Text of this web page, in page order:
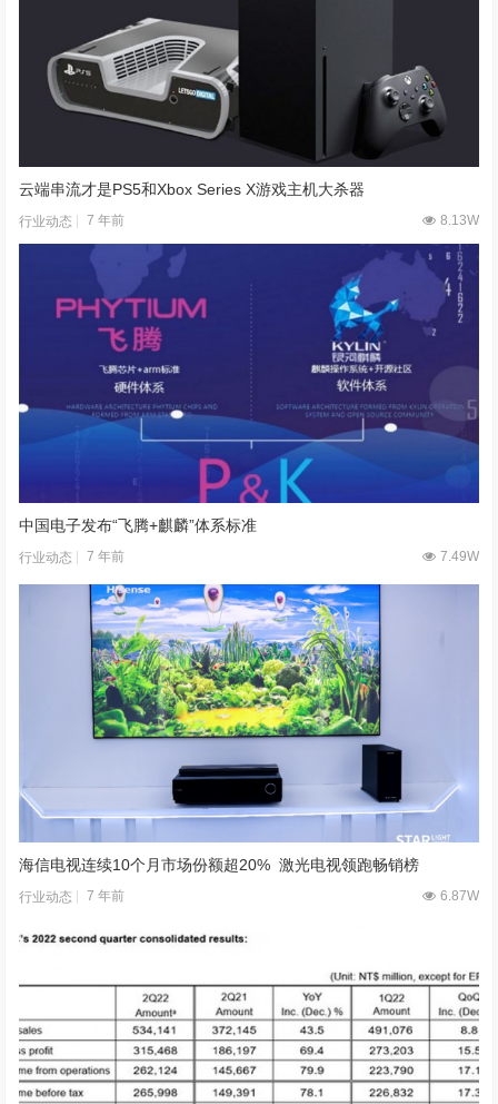
云端串流才是PS5和Xbox Series X游戏主机大杀器
行业动态 7 年前 8.13W
中国电子发布“飞腾+麒麟”体系标准
行业动态 7 年前 7.49W
海信电视连续10个月市场份额超20% 激光电视领跑畅销榜
行业动态 7 年前 6.87W